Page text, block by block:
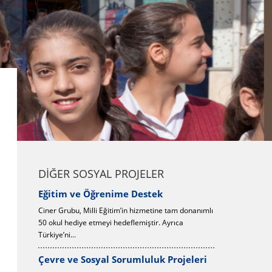
DİĞER SOSYAL PROJELER
Güvenli İnternet Projesi
Güvenli İnternet Kampanyası, Habertürk
Gazetesi’nin Microsoft ile beraber desteklediği çok
önemli bir sosya...
Spor Projeleri